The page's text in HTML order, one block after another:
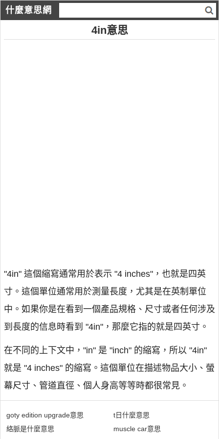
什麼意思網
4in意思
"4in" 這個縮寫通常用於表示 "4 inches"，也就是四英
寸。這個單位通常用於測量長度，尤其是在英制單位
中。如果你是在看到一個產品規格、尺寸或者任何涉及
到長度的信息時看到 "4in"，那麼它指的就是四英寸。
在不同的上下文中，"in" 是 "inch" 的縮寫，所以 "4in"
就是 "4 inches" 的縮寫。這個單位在描述物品大小、螢
幕尺寸、管道直徑、個人身高等等時都很常見。
goty edition upgrade意思
絡脈是什麼意思
t日什麼意思
muscle car意思